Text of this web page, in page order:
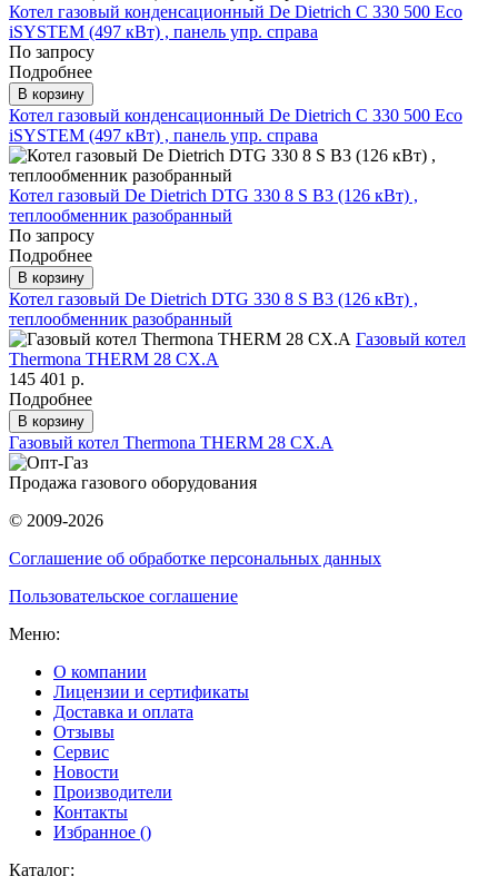
Котел газовый конденсационный De Dietrich C 330 500 Eco
iSYSTEM (497 кВт) , панель упр. справа
По запросу
Подробнее
В корзину
Котел газовый конденсационный De Dietrich C 330 500 Eco
iSYSTEM (497 кВт) , панель упр. справа
Котел газовый De Dietrich DTG 330 8 S B3 (126 кВт) ,
теплообменник разобранный
По запросу
Подробнее
В корзину
Котел газовый De Dietrich DTG 330 8 S B3 (126 кВт) ,
теплообменник разобранный
Газовый котел
Thermona THERM 28 CX.A
145 401 р.
Подробнее
В корзину
Газовый котел Thermona THERM 28 CX.A
Продажа газового оборудования
© 2009-2026
Соглашение об обработке персональных данных
Пользовательское соглашение
Меню:
О компании
Лицензии и сертификаты
Доставка и оплата
Отзывы
Сервис
Новости
Производители
Контакты
Избранное ()
Каталог: